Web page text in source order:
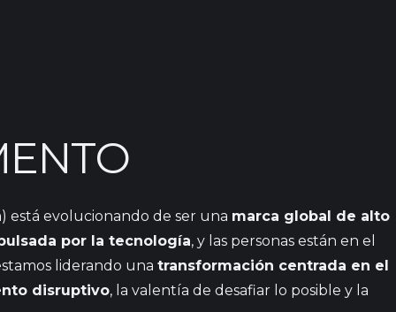
) está evolucionando de ser una marca global de alto
por la tecnología, y las personas están en el
liderando una transformación centrada en el
disruptivo, la valentía de desafiar lo posible y la